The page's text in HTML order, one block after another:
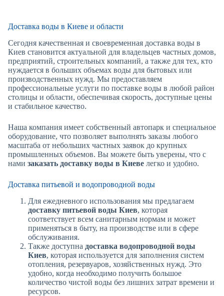
Доставка воды в Киеве и области
Сегодня качественная и своевременная доставка воды в
Киев становится актуальной для владельцев частных домов,
предприятий, строительных компаний, а также для тех, кто
нуждается в больших объемах воды для бытовых или
производственных нужд. Мы предоставляем
профессиональные услуги по поставке воды в любой район
столицы и области, обеспечивая скорость, доступные цены
и стабильное качество.
Наша компания имеет собственный автопарк и специальное
оборудование, что позволяет выполнять заказы любого
масштаба от небольших частных заявок до крупных
промышленных объемов. Вы можете быть уверены, что с
нами заказать доставку воды в Киеве легко и удобно.
Доставка питьевой и водопроводной воды
Для ежедневного использования мы предлагаем
доставку питьевой воды Киев, которая
соответствует всем санитарным нормам и может
применяться в быту, на производстве или в сфере
обслуживания.
Также доступна доставка водопроводной воды
Киев, которая используется для заполнения систем
отопления, резервуаров, хозяйственных нужд. Это
удобно, когда необходимо получить большое
количество чистой воды без лишних затрат времени и
ресурсов.